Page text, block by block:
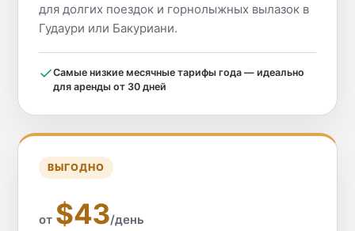
для долгих поездок и горнолыжных вылазок в
Гудаури или Бакуриани.
Самые низкие месячные тарифы года — идеально
для аренды от 30 дней
ВЫГОДНО
от $43/день